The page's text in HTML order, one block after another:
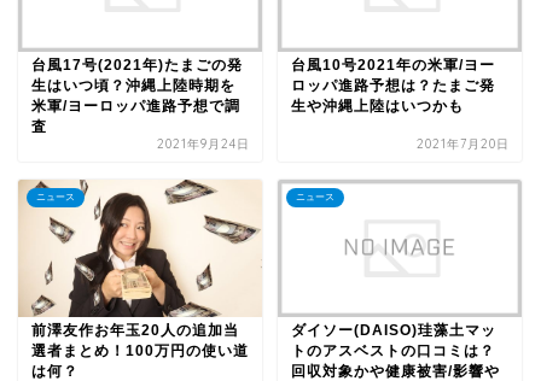
台風17号(2021年)たまごの発
生はいつ頃？沖縄上陸時期を
米軍/ヨーロッパ進路予想で調
査
2021年9月24日
台風10号2021年の米軍/ヨー
ロッパ進路予想は？たまご発
生や沖縄上陸はいつかも
2021年7月20日
ニュース
前澤友作お年玉20人の追加当
選者まとめ！100万円の使い道
は何？
ニュース
ダイソー(DAISO)珪藻土マッ
トのアスベストの口コミは？
回収対象かや健康被害/影響や